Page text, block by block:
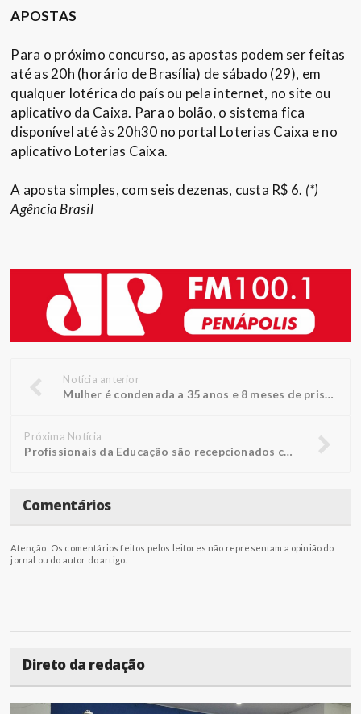
APOSTAS
Para o próximo concurso, as apostas podem ser feitas
até as 20h (horário de Brasília) de sábado (29), em
qualquer lotérica do país ou pela internet, no site ou
aplicativo da Caixa. Para o bolão, o sistema fica
disponível até às 20h30 no portal Loterias Caixa e no
aplicativo Loterias Caixa.
A aposta simples, com seis dezenas, custa R$ 6. (*)
Agência Brasil
Notícia anterior
Mulher é condenada a 35 anos e 8 meses de prisão por mandar matar o irmão
Próxima Notícia
Profissionais da Educação são recepcionados com palestra performática
Comentários
Atenção: Os comentários feitos pelos leitores não representam a opinião do
jornal ou do autor do artigo.
Direto da redação